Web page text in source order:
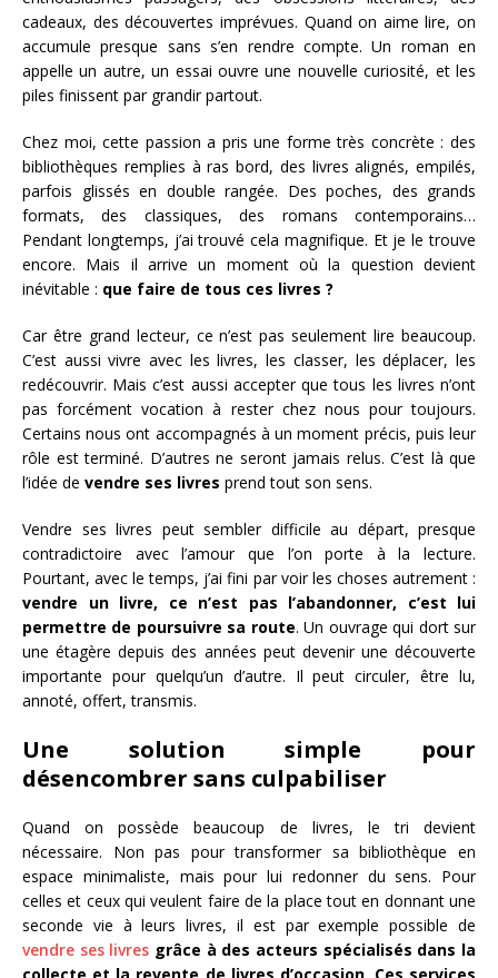
cadeaux, des découvertes imprévues. Quand on aime lire, on
accumule presque sans s’en rendre compte. Un roman en
appelle un autre, un essai ouvre une nouvelle curiosité, et les
piles finissent par grandir partout.
Chez moi, cette passion a pris une forme très concrète : des
bibliothèques remplies à ras bord, des livres alignés, empilés,
parfois glissés en double rangée. Des poches, des grands
formats, des classiques, des romans contemporains…
Pendant longtemps, j’ai trouvé cela magnifique. Et je le trouve
encore. Mais il arrive un moment où la question devient
inévitable : que faire de tous ces livres ?
Car être grand lecteur, ce n’est pas seulement lire beaucoup.
C’est aussi vivre avec les livres, les classer, les déplacer, les
redécouvrir. Mais c’est aussi accepter que tous les livres n’ont
pas forcément vocation à rester chez nous pour toujours.
Certains nous ont accompagnés à un moment précis, puis leur
rôle est terminé. D’autres ne seront jamais relus. C’est là que
l’idée de vendre ses livres prend tout son sens.
Vendre ses livres peut sembler difficile au départ, presque
contradictoire avec l’amour que l’on porte à la lecture.
Pourtant, avec le temps, j’ai fini par voir les choses autrement :
vendre un livre, ce n’est pas l’abandonner, c’est lui
permettre de poursuivre sa route. Un ouvrage qui dort sur
une étagère depuis des années peut devenir une découverte
importante pour quelqu’un d’autre. Il peut circuler, être lu,
annoté, offert, transmis.
Une solution simple pour
désencombrer sans culpabiliser
Quand on possède beaucoup de livres, le tri devient
nécessaire. Non pas pour transformer sa bibliothèque en
espace minimaliste, mais pour lui redonner du sens. Pour
celles et ceux qui veulent faire de la place tout en donnant une
seconde vie à leurs livres, il est par exemple possible de
vendre ses livres grâce à des acteurs spécialisés dans la